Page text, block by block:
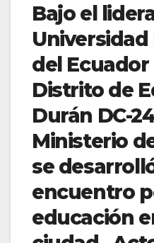
Bajo el
del Ecuador
Distrito de
Durán DC-
Ministerio
se
encuentro
educación